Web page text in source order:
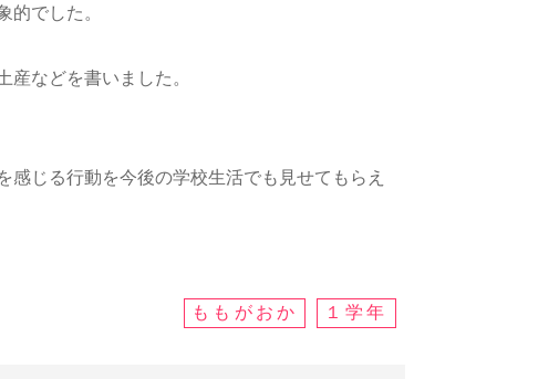
的でした。
などを書いました。
じる行動を今後の学校生活でも見せてもらえ
ももがおか １学年